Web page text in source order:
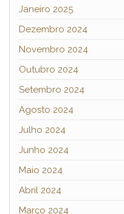
Janeiro 2025
Dezembro 2024
Novembro 2024
Outubro 2024
Setembro 2024
Agosto 2024
Julho 2024
Junho 2024
Maio 2024
Abril 2024
Março 2024